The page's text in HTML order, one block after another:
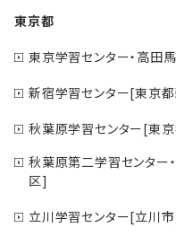
東京都
東京学習センター・高田
新宿学習センター[東京
秋葉原学習センター[東
秋葉原第二学習センター
区]
立川学習センター[立川